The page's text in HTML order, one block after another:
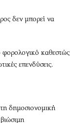
δεν μπορεί να
φορολογικό καθεστώς
επενδύσεις.
δημοσιονομική